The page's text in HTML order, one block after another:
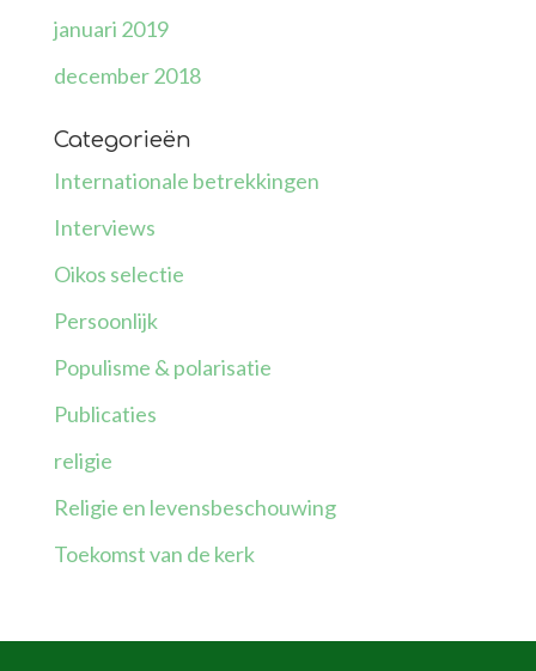
januari 2019
december 2018
Categorieën
Internationale betrekkingen
Interviews
Oikos selectie
Persoonlijk
Populisme & polarisatie
Publicaties
religie
Religie en levensbeschouwing
Toekomst van de kerk